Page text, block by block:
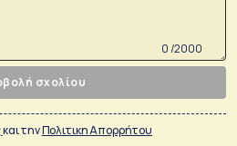
0 /2000
σχολίου
και τηνΠολιτικη Απορρήτου